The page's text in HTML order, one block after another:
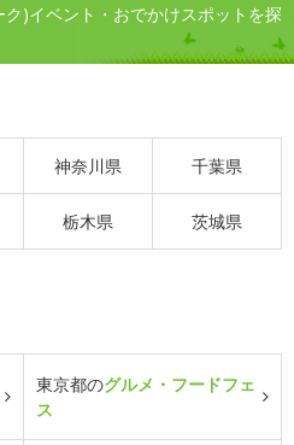
)イベント・おでかけスポットを探
神奈川県 千葉県
栃木県 茨城県
東京都のグルメ・フードフェ
ス